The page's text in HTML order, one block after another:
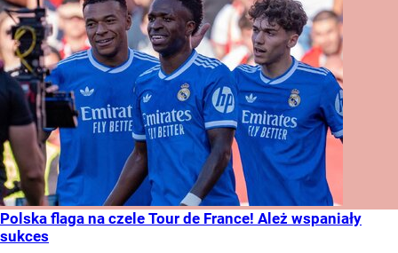
Polska flaga na czele Tour de France! Ależ wspaniały
sukces